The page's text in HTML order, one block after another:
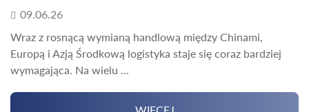
09.06.26
Wraz z rosnącą wymianą handlową między Chinami,
Europą i Azją Środkową logistyka staje się coraz bardziej
wymagająca. Na wielu ...
WIĘCEJ